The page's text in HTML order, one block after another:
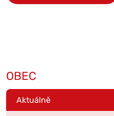
OBEC
Aktuálně